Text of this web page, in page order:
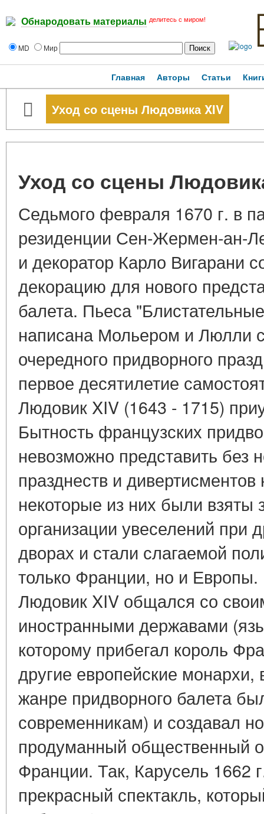
Обнародовать материалы делитесь с миром!
MD Мир
Главная Авторы Статьи
Уход со сцены Людовика XIV
Уход со сцены
Седьмого февраля 1670 г. в
резиденции Сен-Жермен-ан-
и декоратор Карло Вигарани
декорацию для нового
балета. Пьеса
написана Мольером и Люлли
очередного придворного
первое десятилетие
Людовик XIV (1643 - 1715)
Бытность французских
невозможно представить без
празднеств и
некоторые из них были взяты
организации увеселений при
дворах и стали слагаемой
только Франции, но и
Людовик XIV общался со
иностранными державами
которому прибегал король
другие европейские монархи,
жанре придворного балета
современникам) и создавал
продуманный общественный
Франции. Так, Карусель 1662
прекрасный спектакль,